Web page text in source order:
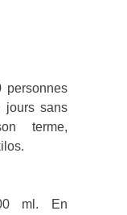
sans
terme,
ml. En